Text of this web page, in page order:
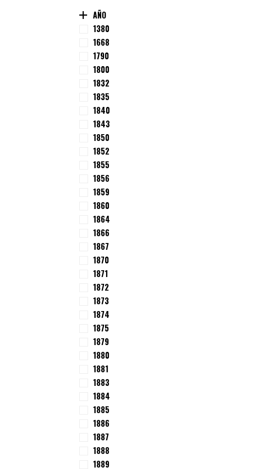
AÑO
1380
1668
1790
1800
1832
1835
1840
1843
1850
1852
1855
1856
1859
1860
1864
1866
1867
1870
1871
1872
1873
1874
1875
1879
1880
1881
1883
1884
1885
1886
1887
1888
1889